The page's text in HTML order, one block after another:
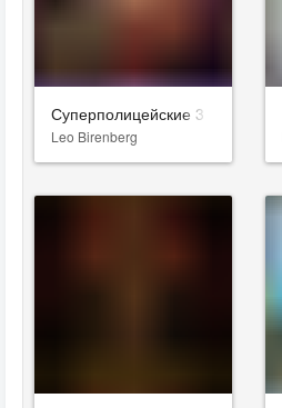
Суперполицейские 3
Leo Birenberg